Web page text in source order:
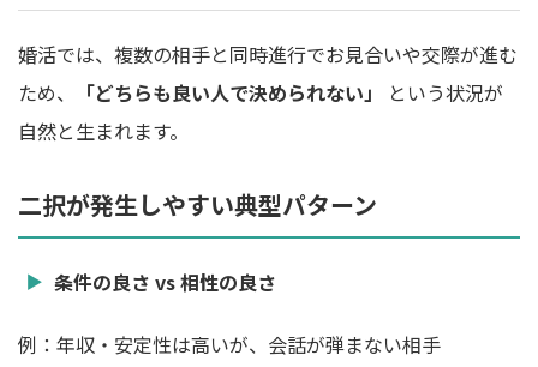
婚活では、複数の相手と同時進行でお見合いや交際が進む
ため、
「どちらも良い人で決められない」
という状況が
自然と生まれます。
二択が発生しやすい典型パターン
条件の良さ vs 相性の良さ
例：年収・安定性は高いが、会話が弾まない相手